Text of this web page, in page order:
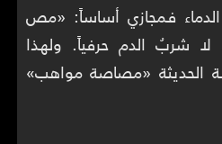
فمجازي أساساً: «مص
لا شربُ الدم حرفياً. ولهذا
الحديثة «مصاصة مواهب»